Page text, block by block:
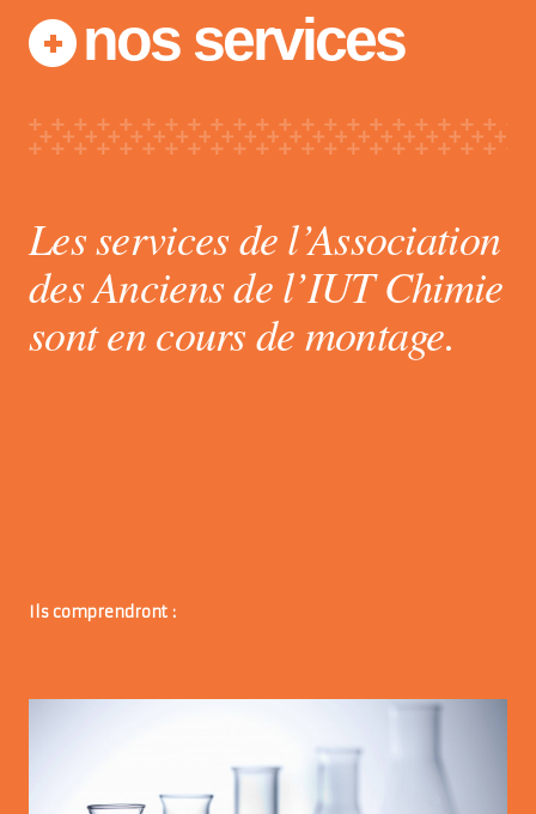
nos services
Les services de l’Association
des Anciens de l’IUT Chimie
sont en cours de montage.
Ils comprendront :